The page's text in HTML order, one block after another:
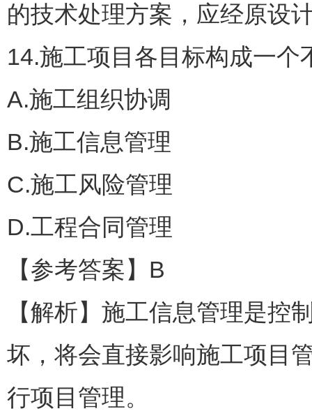
的技术处理方案，应经原设
14.施工项目各目标构成一
A.施工组织协调
B.施工信息管理
C.施工风险管理
D.工程合同管理
【参考答案】B
【解析】施工信息管理是控
坏，将会直接影响施工项目
行项目管理。